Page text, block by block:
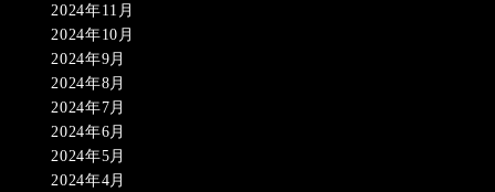
2024年11月
2024年10月
2024年9月
2024年8月
2024年7月
2024年6月
2024年5月
2024年4月